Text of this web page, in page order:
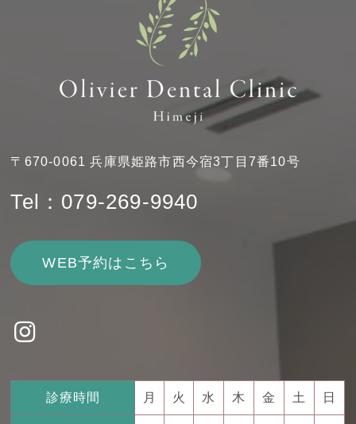
〒670-0061 兵庫県姫路市西今宿3丁目7番10号
Tel：079-269-9940
WEB予約はこちら
診療時間 月 火 水 木 金 土 日